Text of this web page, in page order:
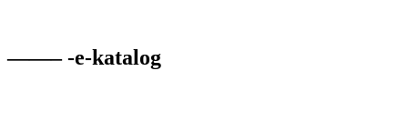
——– -e-katalog